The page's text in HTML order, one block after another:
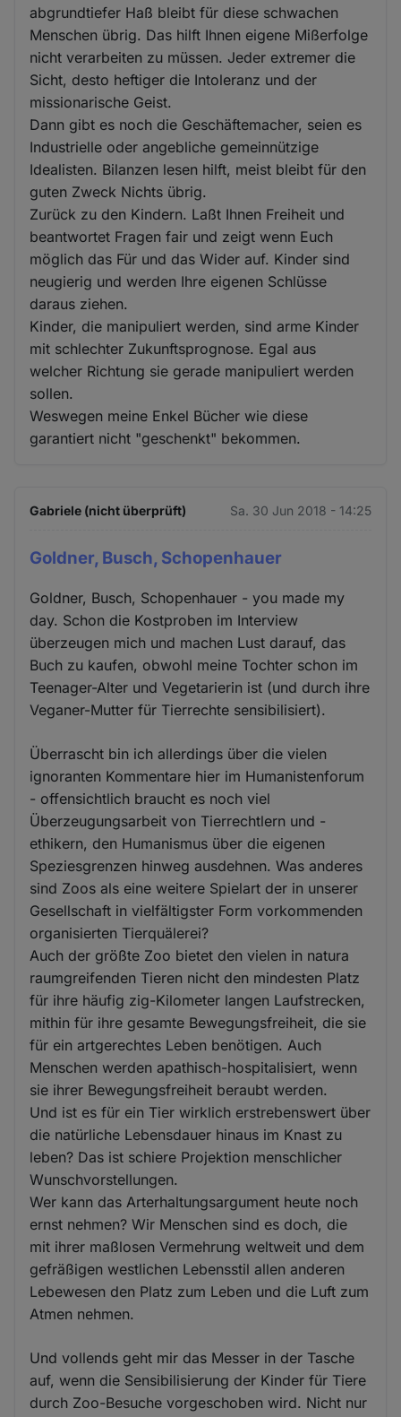
abgrundtiefer Haß bleibt für diese schwachen
Menschen übrig. Das hilft Ihnen eigene Mißerfolge
nicht verarbeiten zu müssen. Jeder extremer die
Sicht, desto heftiger die Intoleranz und der
missionarische Geist.
Dann gibt es noch die Geschäftemacher, seien es
Industrielle oder angebliche gemeinnützige
Idealisten. Bilanzen lesen hilft, meist bleibt für den
guten Zweck Nichts übrig.
Zurück zu den Kindern. Laßt Ihnen Freiheit und
beantwortet Fragen fair und zeigt wenn Euch
möglich das Für und das Wider auf. Kinder sind
neugierig und werden Ihre eigenen Schlüsse
daraus ziehen.
Kinder, die manipuliert werden, sind arme Kinder
mit schlechter Zukunftsprognose. Egal aus
welcher Richtung sie gerade manipuliert werden
sollen.
Weswegen meine Enkel Bücher wie diese
garantiert nicht "geschenkt" bekommen.
Gabriele (nicht überprüft) Sa. 30 Jun 2018 - 14:25
Goldner, Busch, Schopenhauer
Goldner, Busch, Schopenhauer - you made my
day. Schon die Kostproben im Interview
überzeugen mich und machen Lust darauf, das
Buch zu kaufen, obwohl meine Tochter schon im
Teenager-Alter und Vegetarierin ist (und durch ihre
Veganer-Mutter für Tierrechte sensibilisiert).
Überrascht bin ich allerdings über die vielen
ignoranten Kommentare hier im Humanistenforum
- offensichtlich braucht es noch viel
Überzeugungsarbeit von Tierrechtlern und -
ethikern, den Humanismus über die eigenen
Speziesgrenzen hinweg ausdehnen. Was anderes
sind Zoos als eine weitere Spielart der in unserer
Gesellschaft in vielfältigster Form vorkommenden
organisierten Tierquälerei?
Auch der größte Zoo bietet den vielen in natura
raumgreifenden Tieren nicht den mindesten Platz
für ihre häufig zig-Kilometer langen Laufstrecken,
mithin für ihre gesamte Bewegungsfreiheit, die sie
für ein artgerechtes Leben benötigen. Auch
Menschen werden apathisch-hospitalisiert, wenn
sie ihrer Bewegungsfreiheit beraubt werden.
Und ist es für ein Tier wirklich erstrebenswert über
die natürliche Lebensdauer hinaus im Knast zu
leben? Das ist schiere Projektion menschlicher
Wunschvorstellungen.
Wer kann das Arterhaltungsargument heute noch
ernst nehmen? Wir Menschen sind es doch, die
mit ihrer maßlosen Vermehrung weltweit und dem
gefräßigen westlichen Lebensstil allen anderen
Lebewesen den Platz zum Leben und die Luft zum
Atmen nehmen.
Und vollends geht mir das Messer in der Tasche
auf, wenn die Sensibilisierung der Kinder für Tiere
durch Zoo-Besuche vorgeschoben wird. Nicht nur